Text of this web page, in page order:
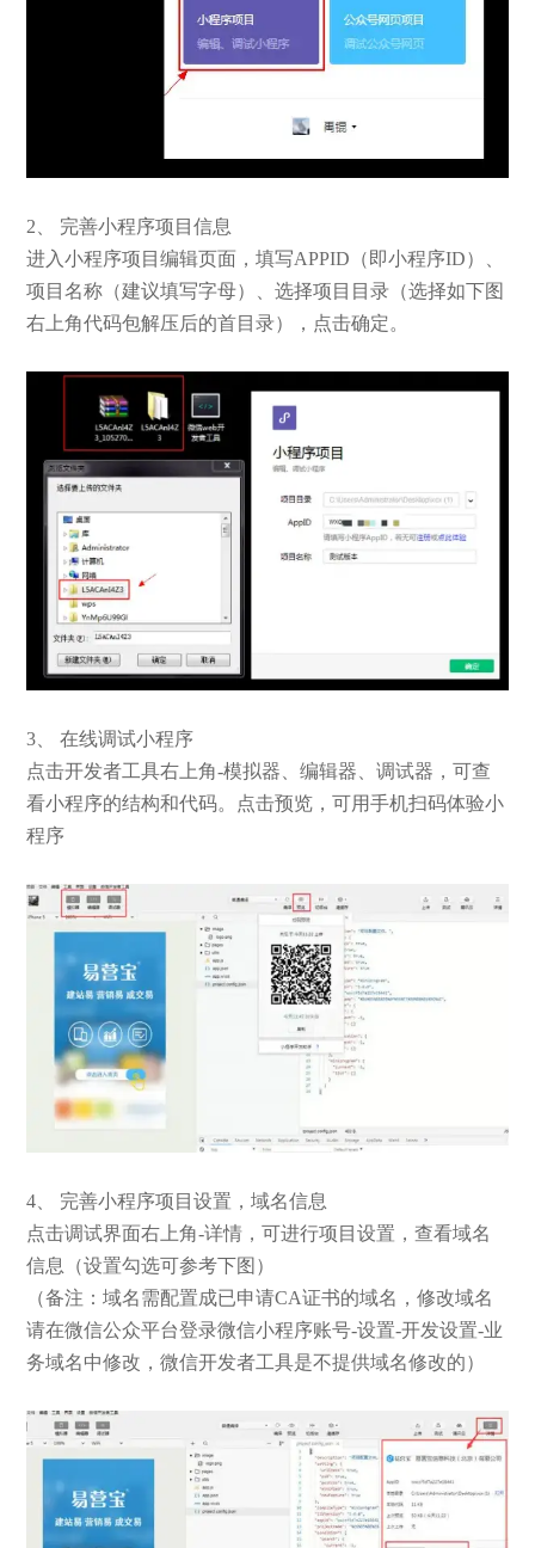
2、 完善小程序项目信息
进入小程序项目编辑页面，填写APPID（即小程序ID）、
项目名称（建议填写字母）、选择项目目录（选择如下图
右上角代码包解压后的首目录），点击确定。
3、 在线调试小程序
点击开发者工具右上角-模拟器、编辑器、调试器，可查
看小程序的结构和代码。点击预览，可用手机扫码体验小
程序
4、 完善小程序项目设置，域名信息
点击调试界面右上角-详情，可进行项目设置，查看域名
信息（设置勾选可参考下图）
（备注：域名需配置成已申请CA证书的域名，修改域名
请在微信公众平台登录微信小程序账号-设置-开发设置-业
务域名中修改，微信开发者工具是不提供域名修改的）